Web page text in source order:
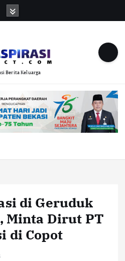
Berita Keluarga
di Geruduk
Minta Dirut PT
di Copot